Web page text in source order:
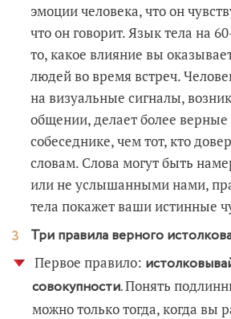
эмоции человека, что он
что он говорит. Язык тела на
то, какое влияние вы
людей во время встреч.
на визуальные сигналы,
общении, делает более
собеседнике, чем тот, кто
словам. Слова могут быть
или не услышанными нами,
тела покажет ваши истинные
Три правила верного
Первое правило:
совокупности.Понять
можно только тогда, когда вы